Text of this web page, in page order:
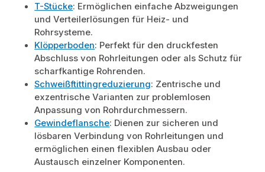
T-Stücke: Ermöglichen einfache Abzweigungen
und Verteilerlösungen für Heiz- und
Rohrsysteme.
Klöpperboden: Perfekt für den druckfesten
Abschluss von Rohrleitungen oder als Schutz für
scharfkantige Rohrenden.
Schweißftittingreduzierung: Zentrische und
exzentrische Varianten zur problemlosen
Anpassung von Rohrdurchmessern.
Gewindeflansche: Dienen zur sicheren und
lösbaren Verbindung von Rohrleitungen und
ermöglichen einen flexiblen Ausbau oder
Austausch einzelner Komponenten.